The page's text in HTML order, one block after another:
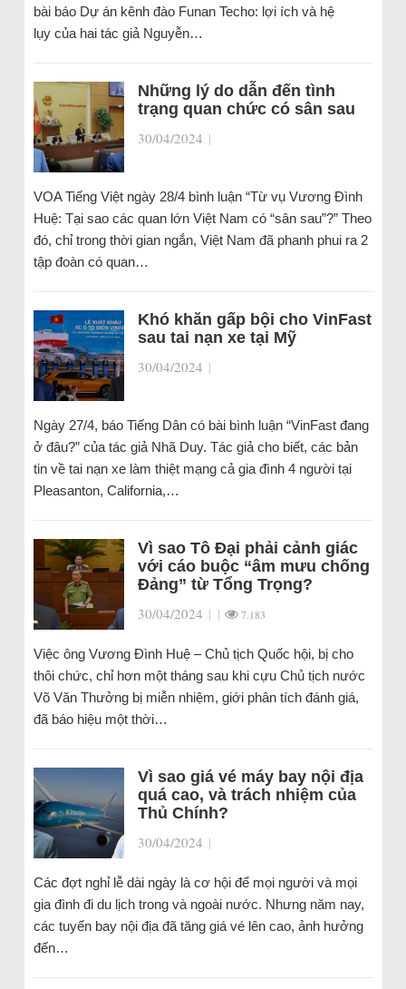
bài báo Dự án kênh đào Funan Techo: lợi ích và hệ
lụy của hai tác giả Nguyễn…
Những lý do dẫn đến tình
trạng quan chức có sân sau
30/04/2024 |
VOA Tiếng Việt ngày 28/4 bình luận “Từ vụ Vương Đình
Huệ: Tại sao các quan lớn Việt Nam có “sân sau”?” Theo
đó, chỉ trong thời gian ngắn, Việt Nam đã phanh phui ra 2
tập đoàn có quan…
Khó khăn gấp bội cho VinFast
sau tai nạn xe tại Mỹ
30/04/2024 |
Ngày 27/4, báo Tiếng Dân có bài bình luận “VinFast đang
ở đâu?” của tác giả Nhã Duy. Tác giả cho biết, các bản
tin về tai nạn xe làm thiệt mạng cả gia đình 4 người tại
Pleasanton, California,…
Vì sao Tô Đại phải cảnh giác
với cáo buộc “âm mưu chống
Đảng” từ Tổng Trọng?
30/04/2024 | | 7.183
Việc ông Vương Đình Huệ – Chủ tịch Quốc hội, bị cho
thôi chức, chỉ hơn một tháng sau khi cựu Chủ tịch nước
Võ Văn Thưởng bị miễn nhiệm, giới phân tích đánh giá,
đã báo hiệu một thời…
Vì sao giá vé máy bay nội địa
quá cao, và trách nhiệm của
Thủ Chính?
30/04/2024 |
Các đợt nghỉ lễ dài ngày là cơ hội để mọi người và mọi
gia đình đi du lịch trong và ngoài nước. Nhưng năm nay,
các tuyến bay nội địa đã tăng giá vé lên cao, ảnh hưởng
đến…